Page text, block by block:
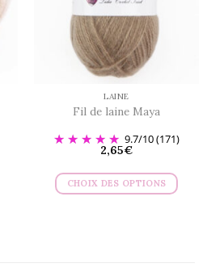
choisies
sur
la
page
produit
LAINE
Fil de laine Maya
9.7/10(171)
2,65€
CHOIX DES OPTIONS